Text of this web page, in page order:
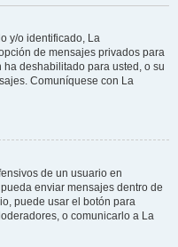
y/o identificado, La
de mensajes privados para
deshabilitado para usted, o su
Comuníquese con La
de un usuario en
enviar mensajes dentro de
puede usar el botón para
o comunicarlo a La